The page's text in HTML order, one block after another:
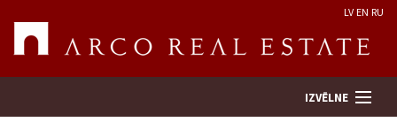
LV EN RU
IZVĒLNE